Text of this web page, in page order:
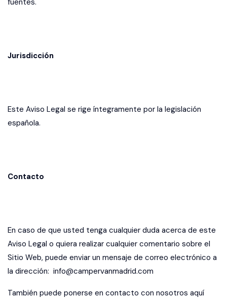
Jurisdicción
Este Aviso Legal se rige íntegramente por la legislación
española.
Contacto
En caso de que usted tenga cualquier duda acerca de este
Aviso Legal o quiera realizar cualquier comentario sobre el
Sitio Web, puede enviar un mensaje de correo electrónico a
la dirección: info@campervanmadrid.com
También puede ponerse en contacto con nosotros aquí